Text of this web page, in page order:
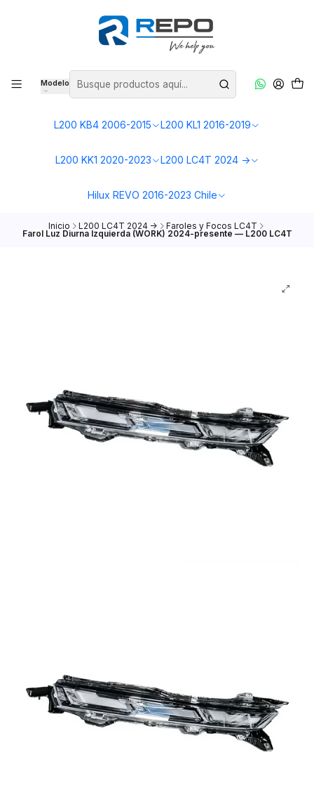
Modelo
L200 KB4 2006-2015 L200 KL1 2016-2019
L200 KK1 2020-2023 L200 LC4T 2024 ->
Hilux REVO 2016-2023 Chile
Inicio L200 LC4T 2024 -> Faroles y Focos LC4T
Farol Luz Diurna Izquierda (WORK) 2024-presente — L200 LC4T